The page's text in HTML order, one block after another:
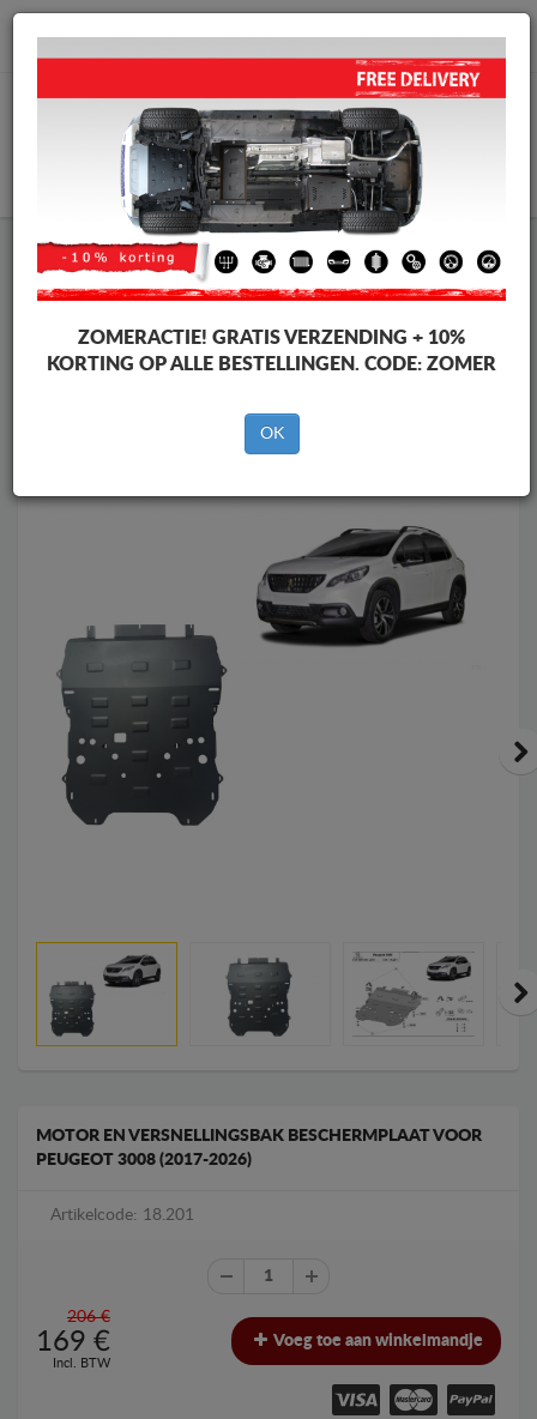
info@motorbeschermplaat.com
WINKELWAGEN
Motor Beschermplaat Motor Beschermplaat Peugeot
Motor Beschermplaat
Merken
Terug naar de catalogus
MOTOR EN VERSNELLINGSBAK BESCHERMPLAAT VOOR
PEUGEOT 3008 (2017-2026)
Artikelcode: 18.201
206 €
169 €
Incl. BTW
Voeg toe aan winkelmandje
ZOMERACTIE! GRATIS VERZENDING + 10%
KORTING OP ALLE BESTELLINGEN. CODE: ZOMER
OK